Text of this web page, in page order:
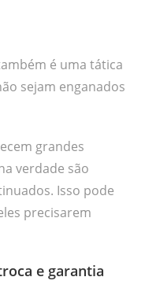
é uma tática
sejam enganados
grandes
verdade são
Isso pode
precisarem
e garantia